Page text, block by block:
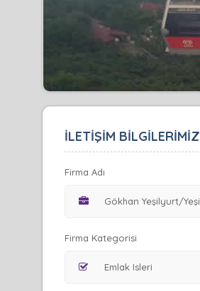
İLETİŞİM BİLGİLERİMİZ
Firma Adı
Firma Kategorisi